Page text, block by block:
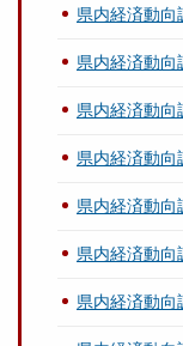
県内経済動向
県内経済動向
県内経済動向
県内経済動向
県内経済動向
県内経済動向
県内経済動向